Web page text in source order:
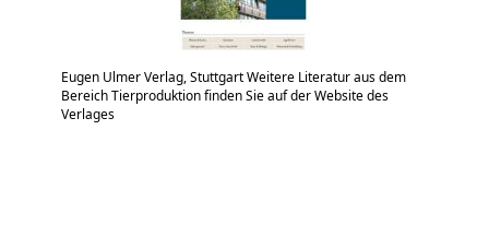
Eugen Ulmer Verlag, Stuttgart Weitere Literatur aus dem
Bereich Tierproduktion finden Sie auf der Website des
Verlages